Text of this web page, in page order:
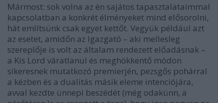
Mármost: sok volna az én sajátos tapasztalataimmal
kapcsolatban a konkrét élményeket mind elősorolni,
hát említsünk csak egyet kettőt. Vegyük például azt
az esetet, amidőn az Igazgató – aki mellesleg
szereplője is volt az általam rendezett előadásnak –
a Kis Lord váratlanul és meghökkentő módon
sikeresnek mutatkozó premierjén, pezsgős pohárral
a kézben és a dualitás másik eleme intenciójára,
avval kezdte ünnepi beszédét (még odakünn, a